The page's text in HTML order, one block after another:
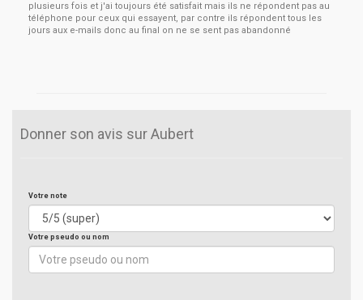
plusieurs fois et j'ai toujours été satisfait mais ils ne répondent pas au
téléphone pour ceux qui essayent, par contre ils répondent tous les
jours aux e-mails donc au final on ne se sent pas abandonné
Donner son avis sur Aubert
Votre note
Votre pseudo ou nom